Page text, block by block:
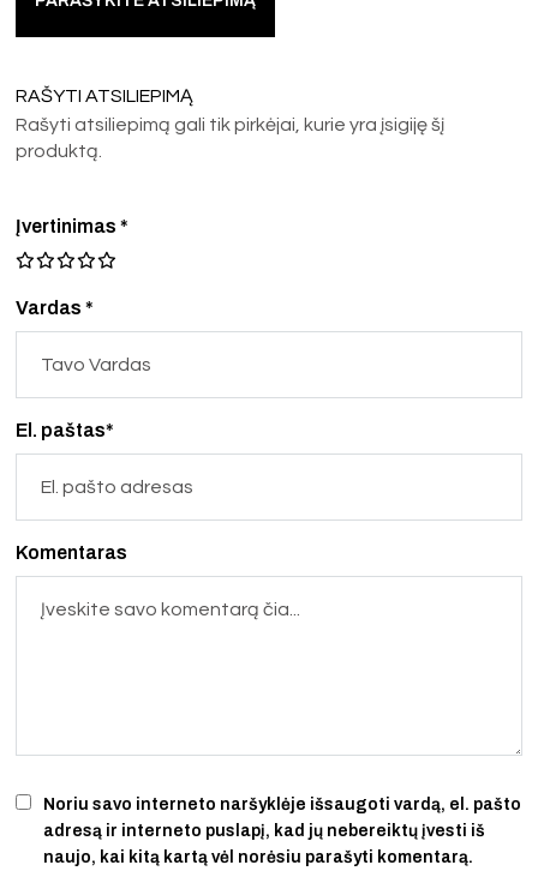
RAŠYTI ATSILIEPIMĄ
Rašyti atsiliepimą gali tik pirkėjai, kurie yra įsigiję šį
produktą.
Vardas *
El. paštas*
Noriu savo interneto naršyklėje išsaugoti vardą, el. pašto
adresą ir interneto puslapį, kad jų nebereiktų įvesti iš
naujo, kai kitą kartą vėl norėsiu parašyti komentarą.
Įvertinimas*
Komentaras